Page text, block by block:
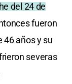
del 24 de
fueron
46 años y su
severas